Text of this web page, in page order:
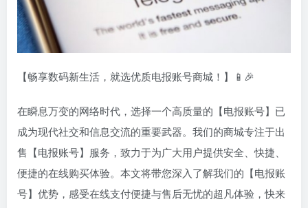
【畅享数码新生活，就选优质电报账号商城！】📱🎉
在瞬息万变的网络时代，选择一个高质量的【电报账号】已
成为现代社交和信息交流的重要武器。我们的商城专注于出
售【电报账号】服务，致力于为广大用户提供安全、快捷、
便捷的在线购买体验。本文将带您深入了解我们的【电报账
号】优势，感受在线支付便捷与售后无忧的超凡体验，快来